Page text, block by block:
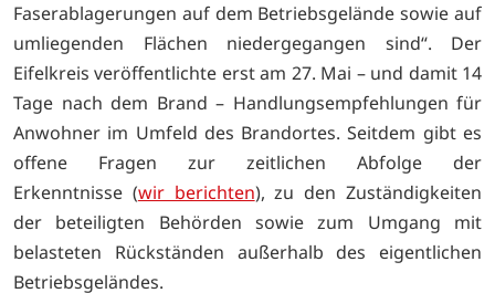
Faserablagerungen auf dem Betriebsgelände sowie auf
umliegenden Flächen niedergegangen sind“. Der
Eifelkreis veröffentlichte erst am 27. Mai – und damit 14
Tage nach dem Brand – Handlungsempfehlungen für
Anwohner im Umfeld des Brandortes. Seitdem gibt es
offene Fragen zur zeitlichen Abfolge der
Erkenntnisse (wir berichten), zu den Zuständigkeiten
der beteiligten Behörden sowie zum Umgang mit
belasteten Rückständen außerhalb des eigentlichen
Betriebsgeländes.